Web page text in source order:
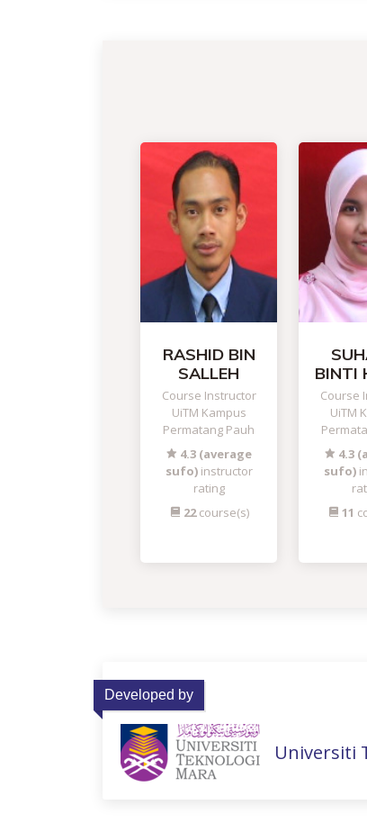
RASHID BIN
SALLEH
Course Instructor
UiTM Kampus
Permatang Pauh
4.3 (average
sufo)instructor
rating
22course(s)
BINTI
Course
UiTM
4.3
sufo)
11
Developed by
Universiti